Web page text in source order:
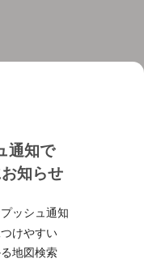
通知で
知らせ
ッシュ通知
けやすい
地図検索
利用規約
採用情報